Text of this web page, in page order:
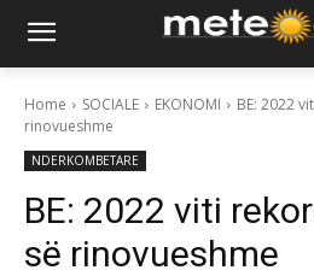
Home SOCIALE EKONOMI
BE: 2022
rinovueshme
NDERKOMBETARE
BE: 2022 viti
së rinovueshme